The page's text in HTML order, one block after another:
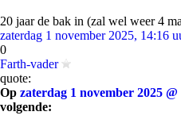
20 jaar de bak in (zal wel weer 4
zaterdag 1 november 2025, 14:16
0
Farth-vader
quote:
Op zaterdag 1 november 2025 @
volgende: